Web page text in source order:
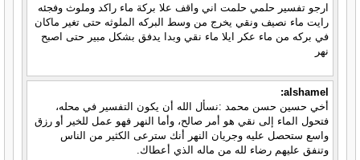
ارجو تفسير حلمي حلمت اني واقف علا بركة ماء راكد وملوث وفجئه
رايت ماء نصيف ونقي يخرج من وسط البركه الملوثه حتى تغير ماكان
في بركه من ماء عكر ايلا ماء نقي وبدا يدفق بشكل مبير حتى اصبح
نهر
alshamel:
أخي حسين حسن محمد :نسأل الله أن يكون التفسير في محله،
فتحول الماء إلى نقي هو أمر صالح، وأما النهر فهو عمل للخير أو رزق
واسع ستحصل عليه وجريان النهر أنك سترعى الكثير من الناس
وتنفق عليهم رضاء لله من ماله الذي أعطاك.